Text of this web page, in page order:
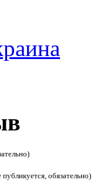
обязательно)